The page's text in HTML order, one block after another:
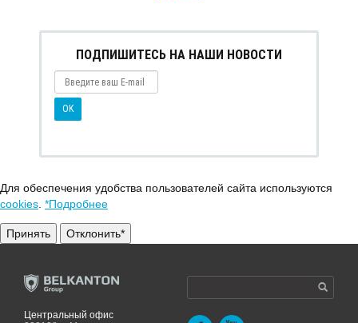
ПОДПИШИТЕСЬ НА НАШИ НОВОСТИ
Для обеспечения удобства пользователей сайта используются
cookies *Подробнее
Принять Отклонить*
Центральный офис